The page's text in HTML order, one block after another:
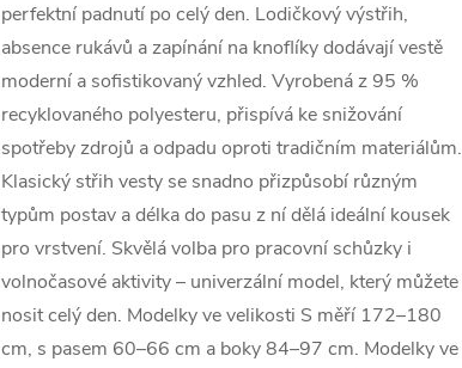
perfektní padnutí po celý den. Lodičkový výstřih,
absence rukávů a zapínání na knoflíky dodávají vestě
moderní a sofistikovaný vzhled. Vyrobená z 95 %
recyklovaného polyesteru, přispívá ke snižování
spotřeby zdrojů a odpadu oproti tradičním materiálům.
Klasický střih vesty se snadno přizpůsobí různým
typům postav a délka do pasu z ní dělá ideální kousek
pro vrstvení. Skvělá volba pro pracovní schůzky i
volnočasové aktivity – univerzální model, který můžete
nosit celý den. Modelky ve velikosti S měří 172–180
cm, s pasem 60–66 cm a boky 84–97 cm. Modelky ve